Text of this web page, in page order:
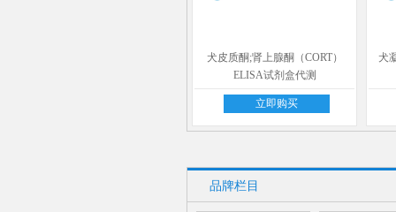
犬皮质酮;肾上腺酮（CORT）
ELISA试剂盒代测
立即购买
犬
品牌栏目